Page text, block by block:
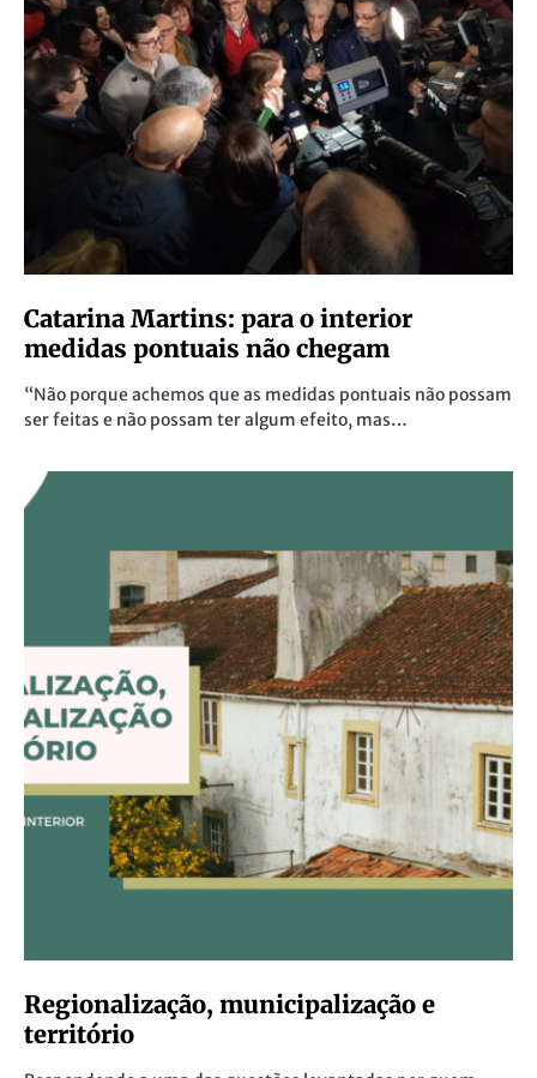
Catarina Martins: para o interior
medidas pontuais não chegam
“Não porque achemos que as medidas pontuais não possam
ser feitas e não possam ter algum efeito, mas…
Regionalização, municipalização e
território